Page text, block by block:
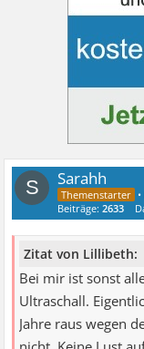
S Sarahh
•
Beiträge:2633
Zitat von Lillibeth:
Bei mir ist sonst
Ultraschall.
Jahre raus wegen